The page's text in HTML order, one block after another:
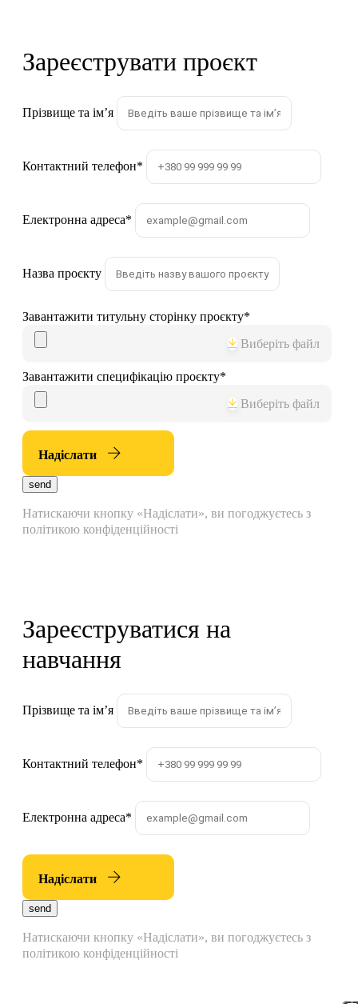
Зареєструвати проєкт
Прізвище та імʼя
Контактний телефон*
Електронна адреса*
Назва проєкту
Завантажити титульну сторінку проєкту*
Виберіть файл
Завантажити специфікацію проєкту*
Виберіть файл
Надіслати
send
Натискаючи кнопку «Надіслати», ви погоджуєтесь з
політикою конфіденційності
Зареєструватися на
навчання
Прізвище та імʼя
Контактний телефон*
Електронна адреса*
Надіслати
send
Натискаючи кнопку «Надіслати», ви погоджуєтесь з
політикою конфіденційності